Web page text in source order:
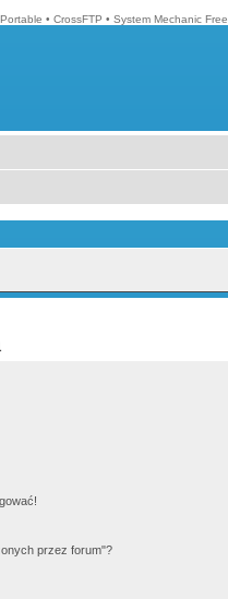
• CrossFTP • System Mechanic Free
przez forum"?